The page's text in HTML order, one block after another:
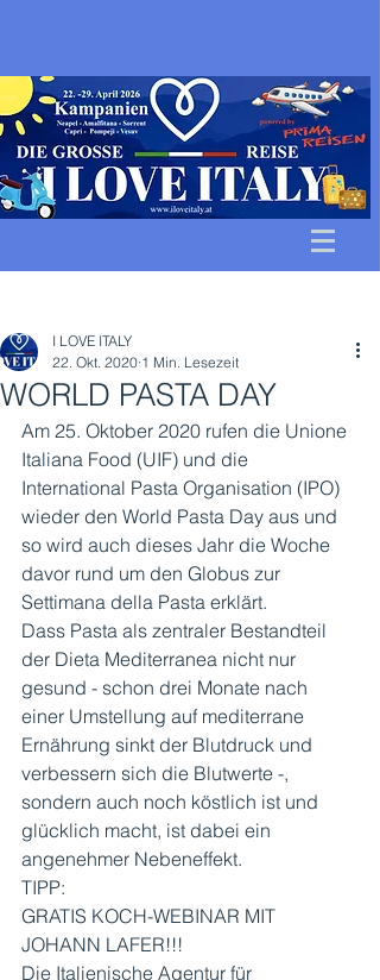
WORLD PASTA DAY
I LOVE ITALY
22. Okt. 2020 1 Min. Lesezeit
Am 25. Oktober 2020 rufen die Unione
Italiana Food (UIF) und die
International Pasta Organisation (IPO)
wieder den World Pasta Day aus und
so wird auch dieses Jahr die Woche
davor rund um den Globus zur
Settimana della Pasta erklärt.
Dass Pasta als zentraler Bestandteil
der Dieta Mediterranea nicht nur
gesund - schon drei Monate nach
einer Umstellung auf mediterrane
Ernährung sinkt der Blutdruck und
verbessern sich die Blutwerte -,
sondern auch noch köstlich ist und
glücklich macht, ist dabei ein
angenehmer Nebeneffekt.
TIPP:
GRATIS KOCH-WEBINAR MIT
JOHANN LAFER!!!
Die Italienische Agentur für